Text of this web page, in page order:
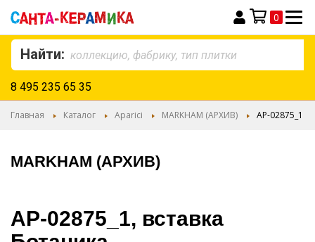
Моя корзина
0
Найти:
8 495 235 65 35
Главная Каталог Aparici MARKHAM (АРХИВ) AP-02875_1
MARKHAM (АРХИВ)
AP-02875_1, вставка